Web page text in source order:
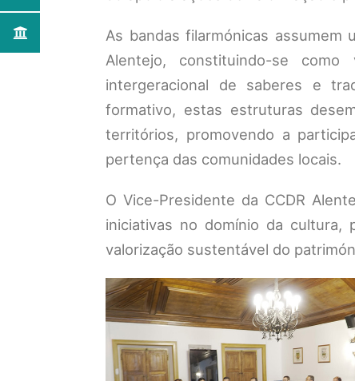
As bandas filarmónicas assumem
Alentejo, constituindo-se
intergeracional de saberes e
formativo, estas estruturas
territórios, promovendo a
pertença das comunidades locais.
O Vice-Presidente da CCDR
iniciativas no domínio da cultura,
valorização sustentável do